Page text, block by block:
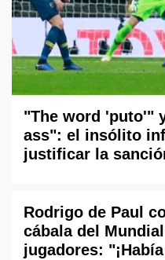
"The word 'puto'"
ass": el insólito
justificar la
Rodrigo de Paul
cábala del
jugadores: